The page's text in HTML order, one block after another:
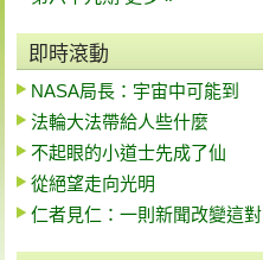
即時滾動
NASA局長：宇宙中可能到
法輪大法帶給人些什麼
不起眼的小道士先成了仙
從絕望走向光明
仁者見仁：一則新聞改變這對